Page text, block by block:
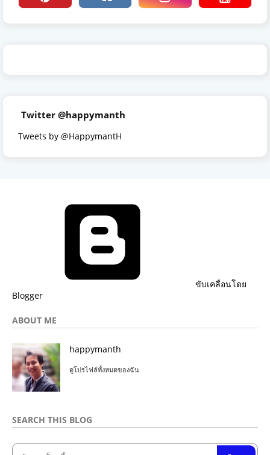
Twitter @happymanth
Tweets by @HappymantH
ขับเคลื่อนโดย
Blogger
ABOUT ME
happymanth
ดูโปรไฟล์ทั้งหมดของฉัน
SEARCH THIS BLOG